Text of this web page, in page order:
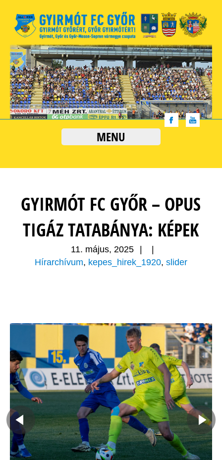
MENU
GYIRMÓT FC GYŐR – OPUS
TIGÁZ TATABÁNYA: KÉPEK
11. május, 2025
Hírarchívum, kepes_hirek_1920, slider